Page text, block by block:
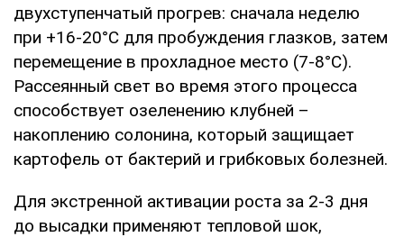
двухступенчатый прогрев: сначала неделю
при +16-20°C для пробуждения глазков, затем
перемещение в прохладное место (7-8°C).
Рассеянный свет во время этого процесса
способствует озеленению клубней –
накоплению солонина, который защищает
картофель от бактерий и грибковых болезней.
Для экстренной активации роста за 2-3 дня
до высадки применяют тепловой шок,